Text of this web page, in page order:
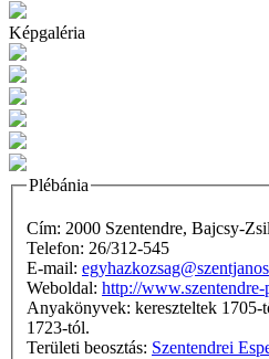
Képgaléria
Plébánia
Cím: 2000 Szentendre, Bajcsy-
Telefon: 26/312-545
E-mail:
Weboldal: http://www.szentendre-
Anyakönyvek: kereszteltek 1705-től, házasultak és halottak
1723-tól.
Területi beosztás: Szentendrei